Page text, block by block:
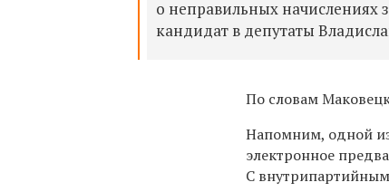
о неправильных начислениях
кандидат в депутаты
По словам
Напомним, одной
электронное
С